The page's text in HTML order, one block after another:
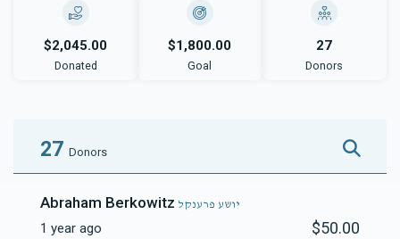
$2,045.00
Donated
$1,800.00
Goal
27
Donors
27 Donors
Abraham Berkowitz יושע פרענקל
1 year ago $50.00